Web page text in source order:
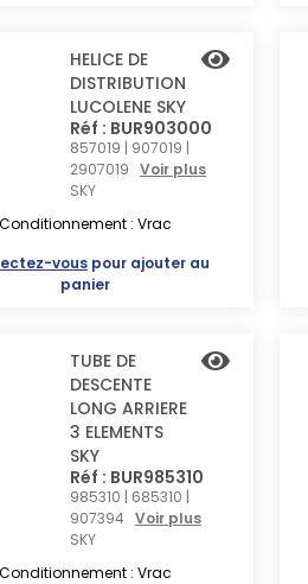
HELICE DE
DISTRIBUTION
LUCOLENE SKY
Réf : BUR903000
857019 | 907019 |
2907019Voir plus
SKY
: Vrac
vous pour ajouter au
panier
TUBE DE
DESCENTE
LONG ARRIERE
3 ELEMENTS
SKY
Réf : BUR985310
985310 | 685310 |
907394Voir plus
SKY
: Vrac